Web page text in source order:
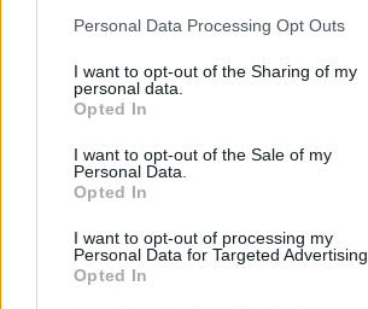
Personal Data Processing Opt Outs
I want to opt-out of the Sharing of my
personal data.
Opted In
I want to opt-out of the Sale of my
Personal Data.
Opted In
I want to opt-out of processing my
Personal Data for Targeted Advertising.
Opted In
Uutiset
20.4.2022, 5:00